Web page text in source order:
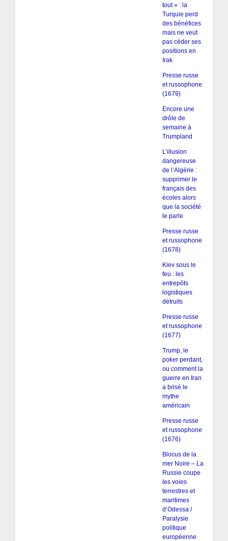
tout » : la
Turquie perd
des bénéfices
mais ne veut
pas céder ses
positions en
Irak
Presse russe
et russophone
(1679)
Encore une
drôle de
semaine à
Trumpland
L’illusion
dangereuse
de l’Algérie :
supprimer le
français des
écoles alors
que la société
le parle
Presse russe
et russophone
(1678)
Kiev sous le
feu : les
entrepôts
logistiques
détruits
Presse russe
et russophone
(1677)
Trump, le
poker perdant,
ou comment la
guerre en Iran
a brisé le
mythe
américain
Presse russe
et russophone
(1676)
Blocus de la
mer Noire – La
Russie coupe
les voies
terrestres et
maritimes
d’Odessa /
Paralysie
politique
européenne